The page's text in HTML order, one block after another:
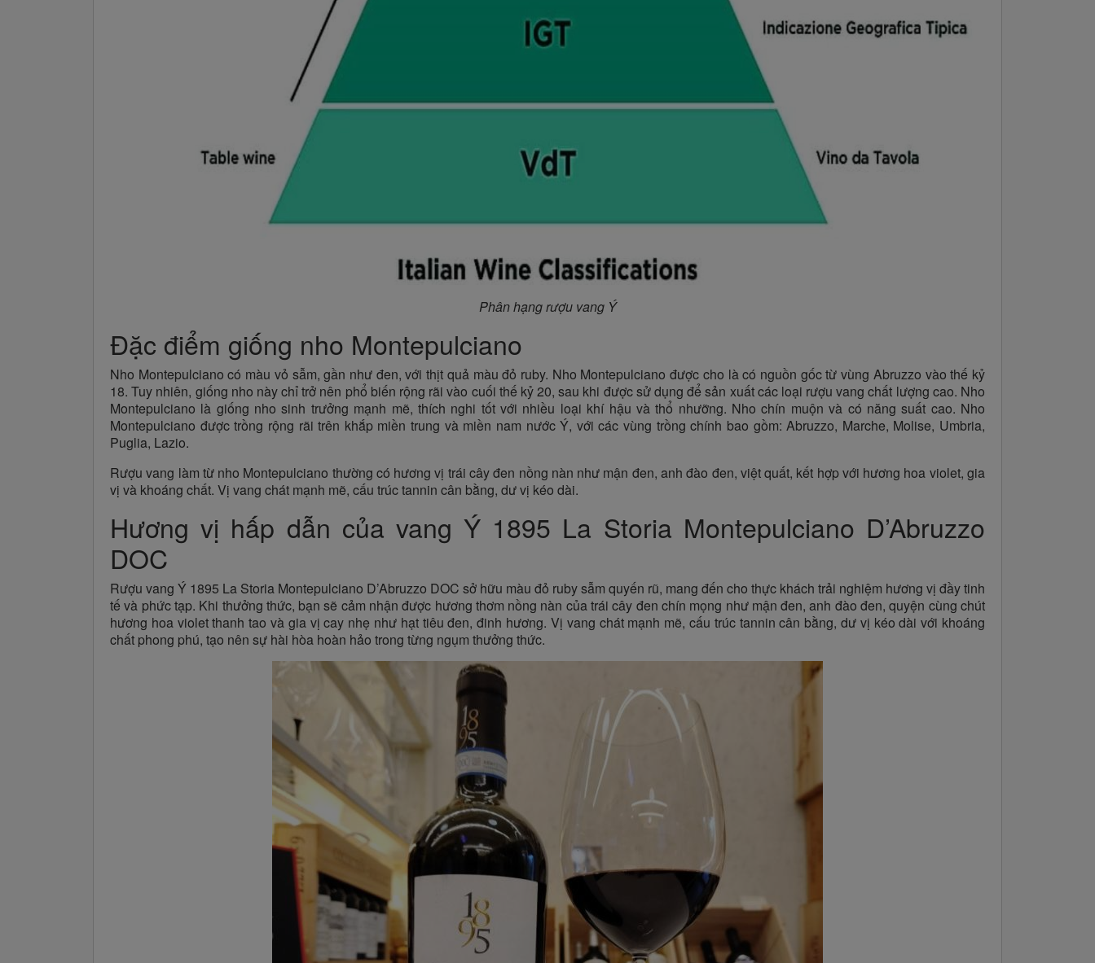
Phân hạng rượu vang Ý
Đặc điểm giống nho Montepulciano
Nho Montepulciano có màu vỏ sẫm, gần như đen, với thịt quả màu đỏ ruby. Nho Montepulciano được cho là có nguồn gốc từ vùng Abruzzo vào thế kỷ
18. Tuy nhiên, giống nho này chỉ trở nên phổ biến rộng rãi vào cuối thế kỷ 20, sau khi được sử dụng để sản xuất các loại rượu vang chất lượng cao. Nho
Montepulciano là giống nho sinh trưởng mạnh mẽ, thích nghi tốt với nhiều loại khí hậu và thổ nhưỡng. Nho chín muộn và có năng suất cao. Nho
Montepulciano được trồng rộng rãi trên khắp miền trung và miền nam nước Ý, với các vùng trồng chính bao gồm: Abruzzo, Marche, Molise, Umbria,
Puglia, Lazio.
Rượu vang làm từ nho Montepulciano thường có hương vị trái cây đen nồng nàn như mận đen, anh đào đen, việt quất, kết hợp với hương hoa violet, gia
vị và khoáng chất. Vị vang chát mạnh mẽ, cấu trúc tannin cân bằng, dư vị kéo dài.
Hương vị hấp dẫn của vang Ý 1895 La Storia Montepulciano D’Abruzzo
DOC
Rượu vang Ý 1895 La Storia Montepulciano D’Abruzzo DOC sở hữu màu đỏ ruby sẫm quyến rũ, mang đến cho thực khách trải nghiệm hương vị đầy tinh
tế và phức tạp. Khi thưởng thức, bạn sẽ cảm nhận được hương thơm nồng nàn của trái cây đen chín mọng như mận đen, anh đào đen, quyện cùng chút
hương hoa violet thanh tao và gia vị cay nhẹ như hạt tiêu đen, đinh hương. Vị vang chát mạnh mẽ, cấu trúc tannin cân bằng, dư vị kéo dài với khoáng
chất phong phú, tạo nên sự hài hòa hoàn hảo trong từng ngụm thưởng thức.